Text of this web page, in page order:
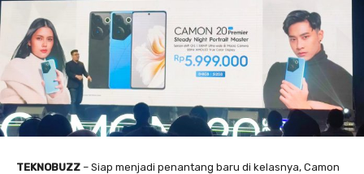
TEKNOBUZZ – Siap menjadi penantang baru di kelasnya, Camon